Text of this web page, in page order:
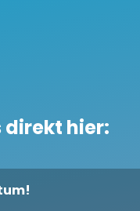
direkt hier: